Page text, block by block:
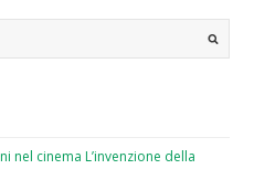
nel cinema L’invenzione della